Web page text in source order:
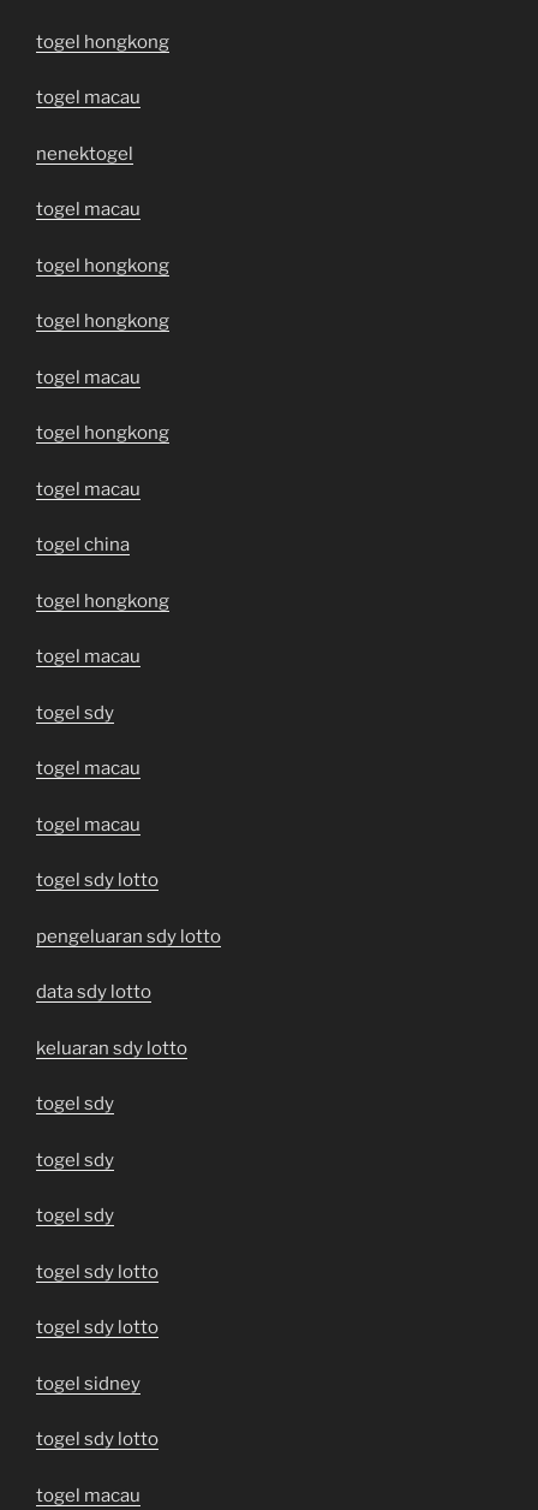
togel hongkong
togel macau
nenektogel
togel macau
togel hongkong
togel hongkong
togel macau
togel hongkong
togel macau
togel china
togel hongkong
togel macau
togel sdy
togel macau
togel macau
togel sdy lotto
pengeluaran sdy lotto
data sdy lotto
keluaran sdy lotto
togel sdy
togel sdy
togel sdy
togel sdy lotto
togel sdy lotto
togel sidney
togel sdy lotto
togel macau